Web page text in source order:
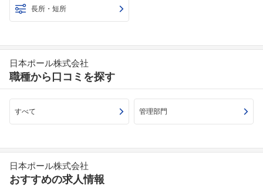
フォローしました
長所・短所
日本ポール株式会社
職種から口コミを探す
すべて 管理部門
日本ポール株式会社
おすすめの求人情報